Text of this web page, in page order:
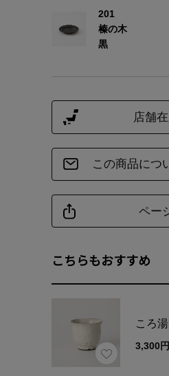
201
榛の木
黒
こちらもおすすめ
ころ
3,300
この商品につ
ペー
店舗